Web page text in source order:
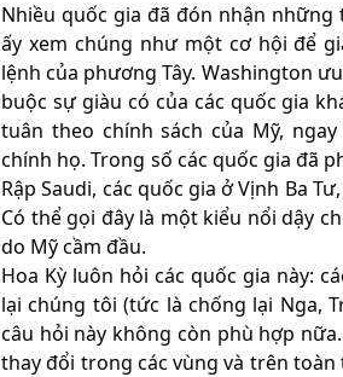
Nhiều quốc gia đã đón nhận
ấy xem chúng như một cơ hội để
lệnh của phương Tây. Washington
buộc sự giàu có của các quốc gia
tuân theo chính sách của Mỹ,
chính họ. Trong số các quốc gia đã
Rập Saudi, các quốc gia ở Vịnh Ba
Có thể gọi đây là một kiểu nổi dậy
do Mỹ cầm đầu.
Hoa Kỳ luôn hỏi các quốc gia này:
lại chúng tôi (tức là chống lại Nga,
câu hỏi này không còn phù hợp
thay đổi trong các vùng và trên